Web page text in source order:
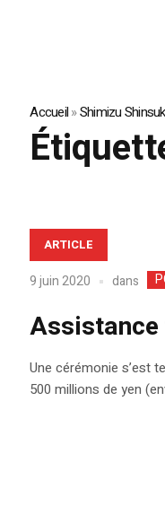
Accueil»Shimizu
ARTICLE
9 juin 2020 dans
Une cérémonie s’est
500 millions de yen